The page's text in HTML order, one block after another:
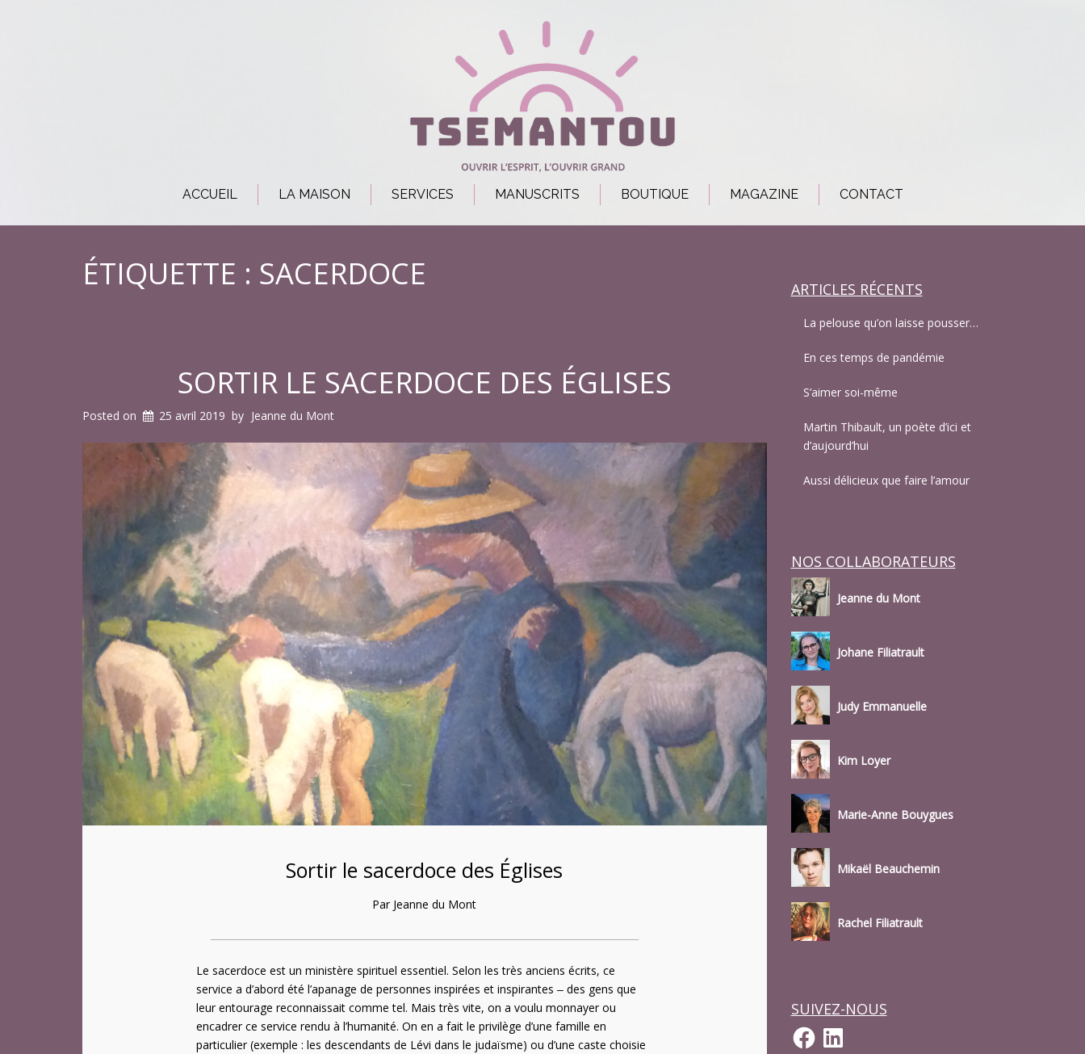
ACCUEIL LA MAISON SERVICES MANUSCRITS BOUTIQUE MAGAZINE CONTACT
ÉTIQUETTE : SACERDOCE
SORTIR LE SACERDOCE DES ÉGLISES
Posted on 25 avril 2019 by Jeanne du Mont
Sortir le sacerdoce des Églises
Par Jeanne du Mont
Le sacerdoce est un ministère spirituel essentiel. Selon les très anciens écrits, ce
service a d’abord été l’apanage de personnes inspirées et inspirantes ‒ des gens que
leur entourage reconnaissait comme tel. Mais très vite, on a voulu monnayer ou
encadrer ce service rendu à l’humanité. On en a fait le privilège d’une famille en
particulier (exemple : les descendants de Lévi dans le judaïsme) ou d’une caste choisie
ARTICLES RÉCENTS
La pelouse qu’on laisse pousser…
En ces temps de pandémie
S’aimer soi-même
Martin Thibault, un poète d’ici et
d’aujourd’hui
Aussi délicieux que faire l’amour
NOS COLLABORATEURS
Jeanne du Mont
Johane Filiatrault
Judy Emmanuelle
Kim Loyer
Marie-Anne Bouygues
Mikaël Beauchemin
Rachel Filiatrault
SUIVEZ-NOUS
Facebook
LinkedIn